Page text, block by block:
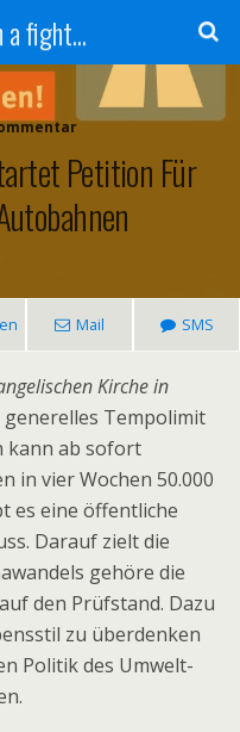
fight...
Petition Für
Mail SMS
Kirche in
Tempolimit
kann ab sofort
in vier Wochen 50.000
es eine öffentliche
Darauf zielt die
gehöre die
den Prüfstand. Dazu
zu überdenken
Politik des Umwelt-